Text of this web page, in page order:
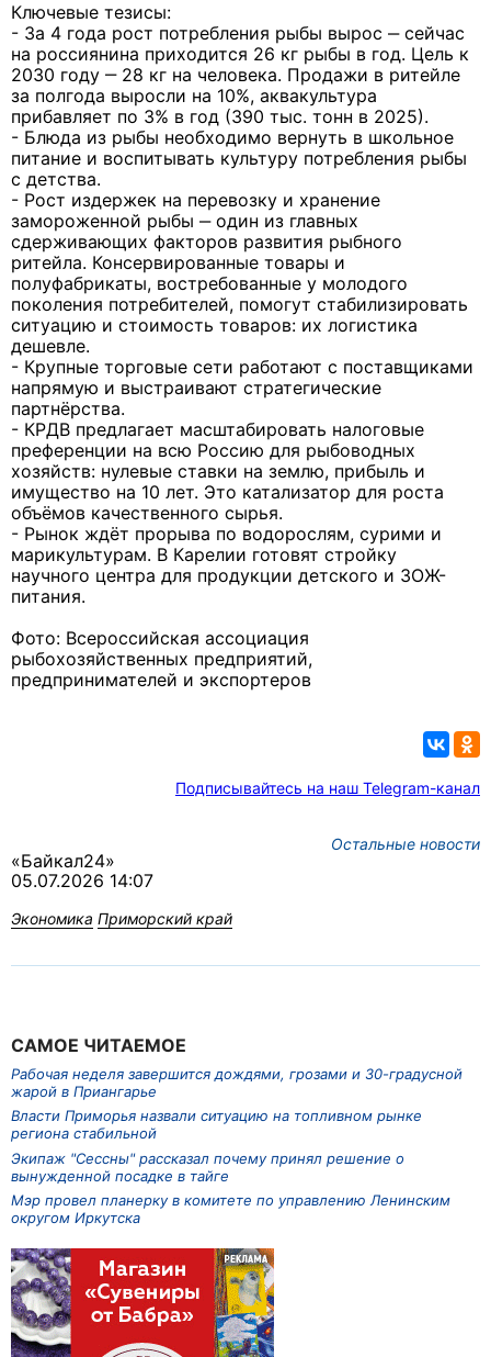
Ключевые тезисы:
- За 4 года рост потребления рыбы вырос ‒ сейчас
на россиянина приходится 26 кг рыбы в год. Цель к
2030 году ‒ 28 кг на человека. Продажи в ритейле
за полгода выросли на 10%, аквакультура
прибавляет по 3% в год (390 тыс. тонн в 2025).
- Блюда из рыбы необходимо вернуть в школьное
питание и воспитывать культуру потребления рыбы
с детства.
- Рост издержек на перевозку и хранение
замороженной рыбы ‒ один из главных
сдерживающих факторов развития рыбного
ритейла. Консервированные товары и
полуфабрикаты, востребованные у молодого
поколения потребителей, помогут стабилизировать
ситуацию и стоимость товаров: их логистика
дешевле.
- Крупные торговые сети работают с поставщиками
напрямую и выстраивают стратегические
партнёрства.
- КРДВ предлагает масштабировать налоговые
преференции на всю Россию для рыбоводных
хозяйств: нулевые ставки на землю, прибыль и
имущество на 10 лет. Это катализатор для роста
объёмов качественного сырья.
- Рынок ждёт прорыва по водорослям, сурими и
марикультурам. В Карелии готовят стройку
научного центра для продукции детского и ЗОЖ-
питания.
Фото: Всероссийская ассоциация
рыбохозяйственных предприятий,
предпринимателей и экспортеров
Подписывайтесь на наш Telegram-канал
Остальные новости
«Байкал24»
05.07.2026 14:07
Экономика Приморский край
САМОЕ ЧИТАЕМОЕ
Рабочая неделя завершится дождями, грозами и 30-градусной
жарой в Приангарье
Власти Приморья назвали ситуацию на топливном рынке
региона стабильной
Экипаж "Сессны" рассказал почему принял решение о
вынужденной посадке в тайге
Мэр провел планерку в комитете по управлению Ленинским
округом Иркутска